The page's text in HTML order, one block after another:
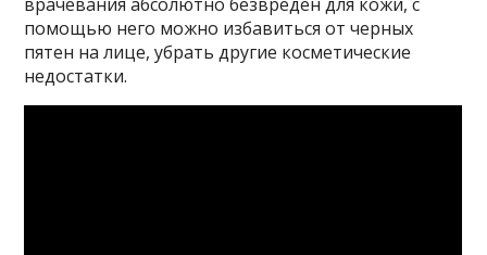
помощью него можно избавиться от черных
пятен на лице, убрать другие косметические
недостатки.